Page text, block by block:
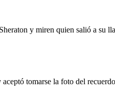
y miren quien salió a su
tomarse la foto del